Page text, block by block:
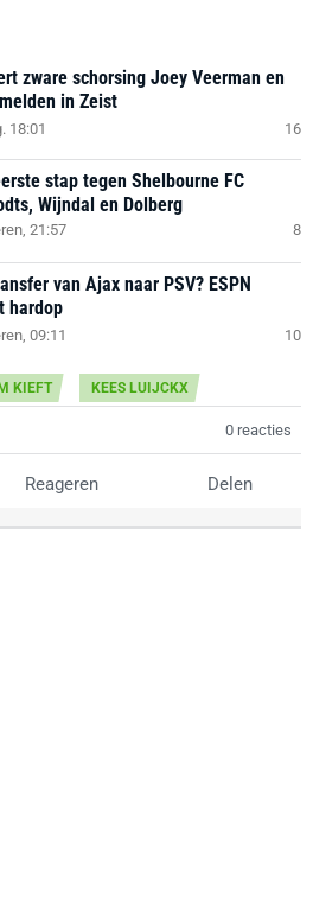
zware schorsing Joey Veerman en
in Zeist
18:01 16
stap tegen Shelbourne FC
Wijndal en Dolberg
21:57 8
van Ajax naar PSV? ESPN
hardop
09:11 10
KIEFT KEES LUIJCKX
0 reacties
Reageren Delen